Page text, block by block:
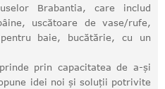
Brabantia, care includ
uscătoare de vase/rufe,
baie, bucătărie, cu un
prin capacitatea de a-și
idei noi și soluții potrivite